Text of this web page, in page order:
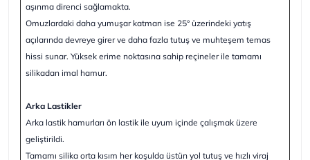
aşınma direnci sağlamakta.
Omuzlardaki daha yumuşar katman ise 25° üzerindeki yatış
açılarında devreye girer ve daha fazla tutuş ve muhteşem temas
hissi sunar. Yüksek erime noktasına sahip reçineler ile tamamı
silikadan imal hamur.
Arka Lastikler
Arka lastik hamurları ön lastik ile uyum içinde çalışmak üzere
geliştirildi.
Tamamı silika orta kısım her koşulda üstün yol tutuş ve hızlı viraj